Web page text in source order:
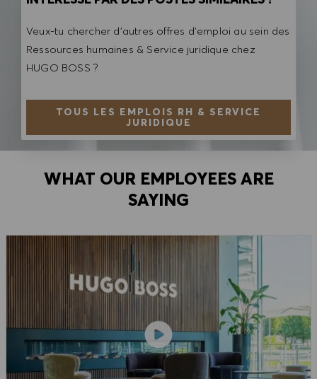
Veux-tu chercher d'autres offres d'emploi au sein des
Ressources humaines & Service juridique chez
HUGO BOSS ?
TOUS LES EMPLOIS RH & SERVICE
JURIDIQUE
WHAT OUR EMPLOYEES ARE
SAYING